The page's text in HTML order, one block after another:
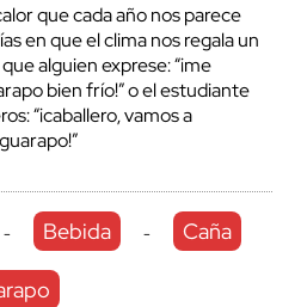
que cada año nos parece
en que el clima nos regala un
alguien exprese: “¡me
bien frío!” o el estudiante
“¡caballero, vamos a
- Bebida - Caña